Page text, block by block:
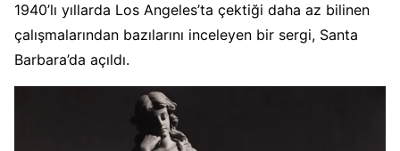
1940’lı yıllarda Los Angeles’ta çektiği daha az bilinen
çalışmalarından bazılarını inceleyen bir sergi, Santa
Barbara’da açıldı.